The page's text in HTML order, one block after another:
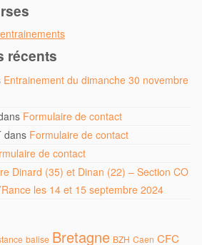
récents
Entrainement du dimanche 30 novembre
Formulaire de contact
dans Formulaire de contact
de contact
Dinard (35) et Dinan (22) – Section CO
les 14 et 15 septembre 2024
balise Bretagne BZH Caen CFC